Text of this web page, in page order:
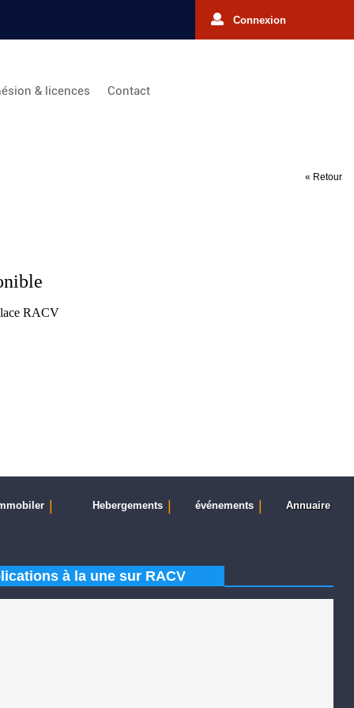
Connexion
& licences Contact
« Retour
RACV
Hebergements événements Annuaire
à la une sur RACV